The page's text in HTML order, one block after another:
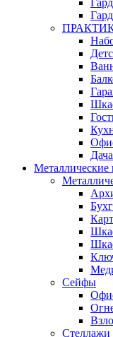
Дача
Сейфы
Стеллажи